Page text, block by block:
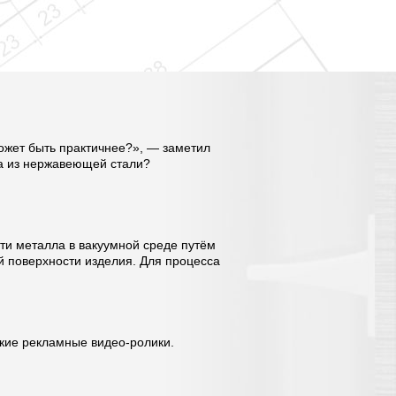
быть практичнее?», — заметил
из нержавеющей стали?
металла в вакуумной среде путём
поверхности изделия. Для процесса
рекламные видео-ролики.